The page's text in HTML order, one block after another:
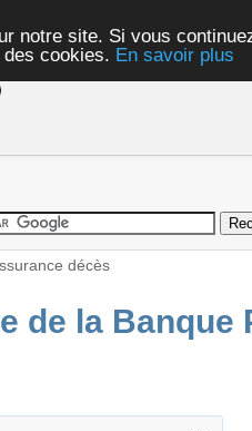
notre site. Si vous
cookies. En savoir plus
décès
de la Banque